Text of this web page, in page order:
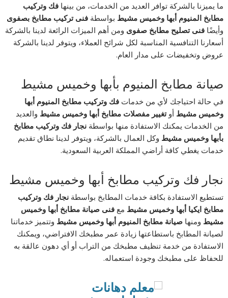
ما يميزنا بالشركة توافر العديد من الخدمات، من بينهافك وتركيب
مطابخ المنيوم أبها وخميس مشيط بواسطةفنى تركيب مطابخ بصفوى
وأيضًافنى تصليح مطابخ صفوى ومن أهم الميزات الرائعة لدينا بالشركة
أسعارنا التنافسية المناسبة لكل شرائح العملاء، ويتوفر لدينا بالشركة
عروض وتخفيضات على مدار العام.
صيانة مطابخ المنيوم بأبها وخميس مشيط
في حالة احتياجك لأي من خدماتفك وتركيب مطابخ المنيوم أبها
وخميس مشيط أوتغيير مفصلات مطابخ أبها وخميس مشيط والعديد
من الخدمات يمكنك الاستفادة منها بواسطةنجار فك وتركيب مطابخ
بأبها وخميس مشيط وكل العمال بالشركة، ويتوفر لدينا نطاق تقديم
خدمات يغطي كافة أراضي المملكة العربية السعودية.
نجار فك وتركيب مطابخ أبها وخميس مشيط
تستطيع الاستفادة بكافة خدمات المطابخ بواسطةنجار فك وتركيب
مطابخ ايكيا أبها وخميس مشيط معفنى صيانة مطابخ أبها وخميس
مشيط ومنهاصيانة مطابخ المنيوم أبها وخميس مشيط وتتميز خدماتنا
لصيانة المطابخ باستطاعتها زيادة عمر مطبخك الافتراضي، ويمكنك
الاستفادة من خدمة تنظيف مطبخك من التراب أو أي دهون عالقة به
للحفاظ على مطبخك وجودة استعماله.